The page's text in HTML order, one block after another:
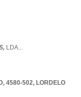
LDA...
4580-502, LORDELO